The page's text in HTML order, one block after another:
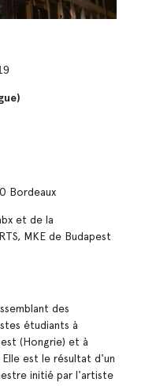
Bordeaux
et de la
MKE de Budapest
20h
des
étudiants à
(Hongrie) et à
est le résultat d'un
initié par l'artiste